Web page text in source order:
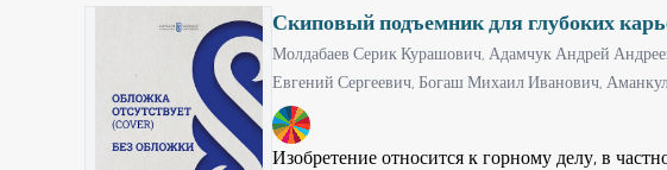
Скиповый подъемник для глубоких
Молдабаев Серик Курашович,Адамчук Андрей
Евгений Сергеевич,Богаш Михаил Иванович,
9
Изобретение относится к горному делу, в